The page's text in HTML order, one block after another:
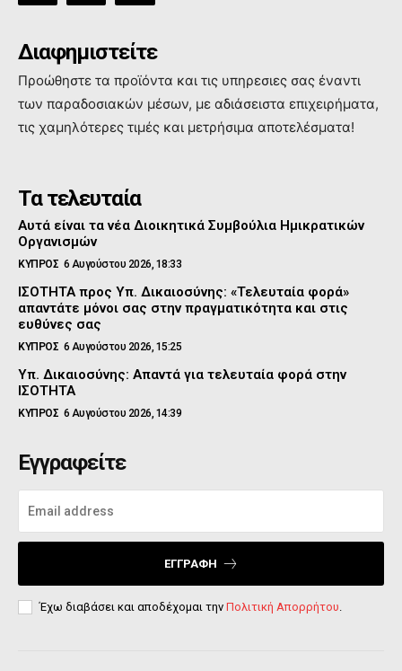
Διαφημιστείτε
Προώθηστε τα προϊόντα και τις υπηρεσιες σας έναντι
των παραδοσιακών μέσων, με αδιάσειστα επιχειρήματα,
τις χαμηλότερες τιμές και μετρήσιμα αποτελέσματα!
Τα τελευταία
Αυτά είναι τα νέα Διοικητικά Συμβούλια Ημικρατικών
Οργανισμών
ΚΥΠΡΟΣ 6 Αυγούστου 2026, 18:33
ΙΣΟΤΗΤΑ προς Υπ. Δικαιοσύνης: «Τελευταία φορά»
απαντάτε μόνοι σας στην πραγματικότητα και στις
ευθύνες σας
ΚΥΠΡΟΣ 6 Αυγούστου 2026, 15:25
Υπ. Δικαιοσύνης: Απαντά για τελευταία φορά στην
ΙΣΟΤΗΤΑ
ΚΥΠΡΟΣ 6 Αυγούστου 2026, 14:39
Εγγραφείτε
ΕΓΓΡΑΦΉ
Έχω διαβάσει και αποδέχομαι την Πολιτική Απορρήτου